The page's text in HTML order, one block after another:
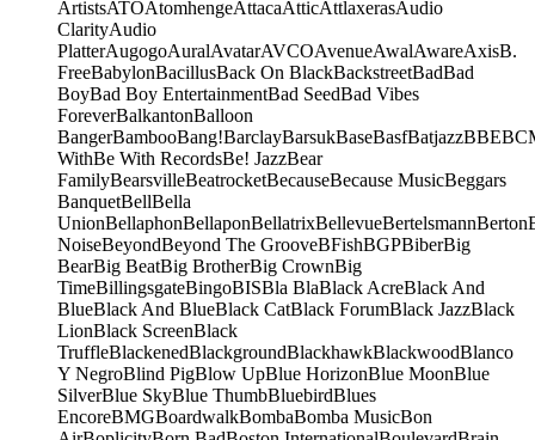
ArtistsATOAtomhengeAttacaAtticAttlaxerasAudio
ClarityAudio
PlatterAugogoAuralAvatarAVCOAvenueAwalAwareAxisB.
FreeBabylonBacillusBack On BlackBackstreetBadBad
BoyBad Boy EntertainmentBad SeedBad Vibes
ForeverBalkantonBalloon
BangerBambooBang!BarclayBarsukBaseBasfBatjazzBBE
WithBe With RecordsBe! JazzBear
FamilyBearsvilleBeatrocketBecauseBecause MusicBeggars
BanquetBellBella
UnionBellaphonBellaponBellatrixBellevueBertelsmannBerton
NoiseBeyondBeyond The GrooveBFishBGPBiberBig
BearBig BeatBig BrotherBig CrownBig
TimeBillingsgateBingoBISBla BlaBlack AcreBlack And
BlueBlack And BlueBlack CatBlack ForumBlack JazzBlack
LionBlack ScreenBlack
TruffleBlackenedBlackgroundBlackhawkBlackwoodBlanco
Y NegroBlind PigBlow UpBlue HorizonBlue MoonBlue
SilverBlue SkyBlue ThumbBluebirdBlues
EncoreBMGBoardwalkBombaBomba MusicBon